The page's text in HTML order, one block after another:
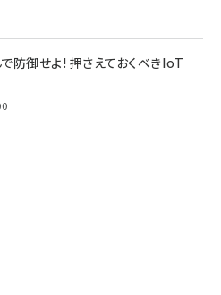
防御せよ! 押さえておくべきIoT